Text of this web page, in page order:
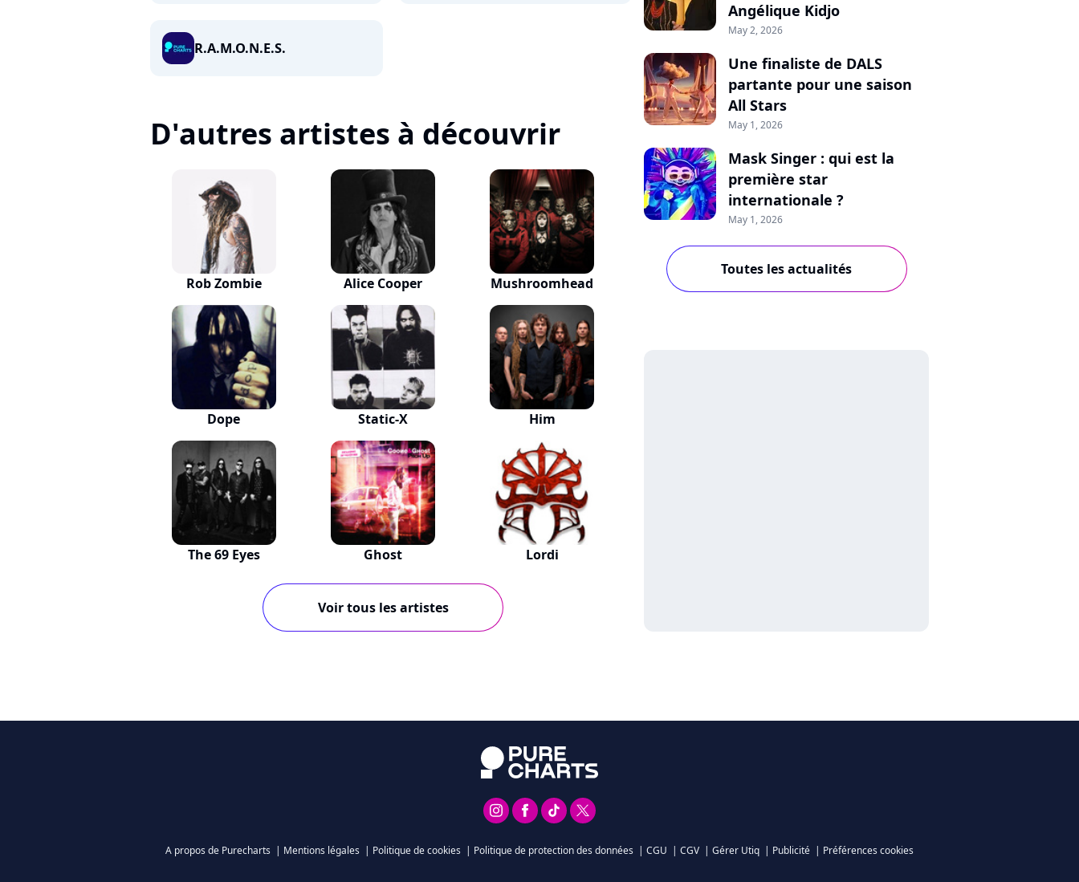
R.A.M.O.N.E.S.
D'autres artistes à découvrir
Rob Zombie Alice Cooper Mushroomhead
Dope Static-X Him
The 69 Eyes Ghost Lordi
Voir tous les artistes
Angélique Kidjo
May 2, 2026
Une finaliste de DALS
partante pour une saison
All Stars
May 1, 2026
Mask Singer : qui est la
première star
internationale ?
May 1, 2026
Toutes les actualités
A propos de Purecharts | Mentions légales | Politique de cookies | Politique de protection des données | CGU | CGV | Gérer Utiq | Publicité | Préférences cookies